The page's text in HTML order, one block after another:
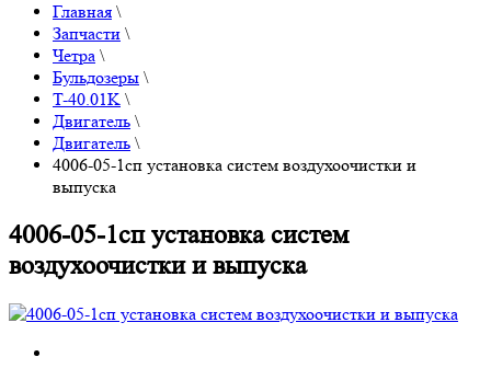
Главная \
Запчасти \
Четра \
Бульдозеры \
T-40.01K \
Двигатель \
Двигатель \
4006-05-1сп установка систем воздухоочистки и
выпуска
4006-05-1сп установка систем
воздухоочистки и выпуска